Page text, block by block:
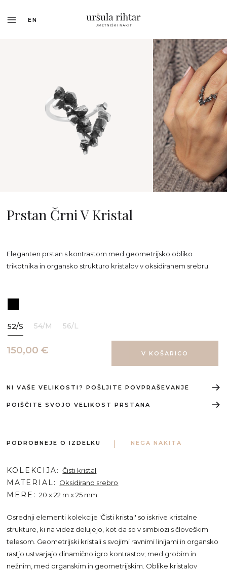
EN
Prstan Črni V Kristal
Eleganten prstan s kontrastom med geometrijsko obliko
trikotnika in organsko strukturo kristalov v oksidiranem srebru.
52/S 54/M 56/L
150,00 €
NI VAŠE VELIKOSTI? POŠLJITE POVPRAŠEVANJE
POIŠČITE SVOJO VELIKOST PRSTANA
PODROBNEJE O IZDELKU NEGA NAKITA
KOLEKCIJA Čisti kristal
MATERIAL Oksidirano srebro
MERE 20 x 22 m x 25 mm
Osrednji elementi kolekcije 'Čisti kristal' so iskrive kristalne
strukture, ki na videz delujejo, kot da so v simbiozi s človeškim
telesom. Geometrijski kristali s svojimi ravnimi linijami in organsko
rastjo ustvarjajo dinamično igro kontrastov; med grobim in
nežnim, med organskim in geometrijskim. Oblike kristalov